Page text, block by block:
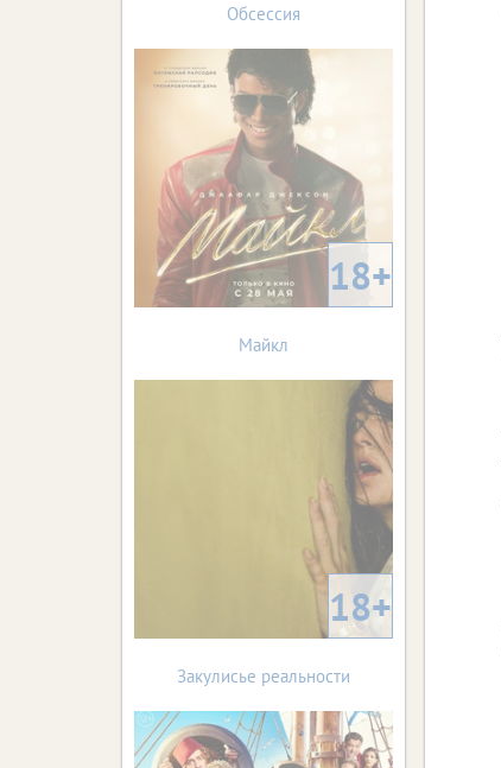
Обсессия
18+
Майкл
18+
Закулисье реальности